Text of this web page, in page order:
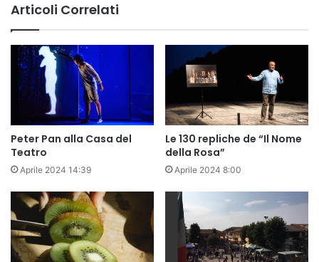
Articoli Correlati
Peter Pan alla Casa del
Teatro
Aprile 2024 14:39
Le 130 repliche de “Il Nome
della Rosa”
Aprile 2024 8:00